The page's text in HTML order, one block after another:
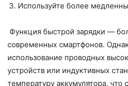
Используйте более
Функция быстрой зарядки —
современных смартфонов.
использование проводных
устройств или индуктивных
температуру аккумулятора, что